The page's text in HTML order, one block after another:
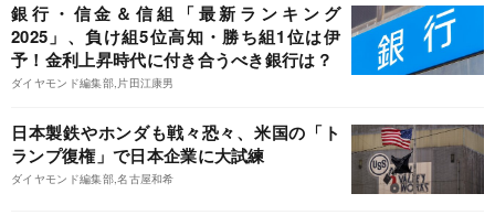
銀行・信金＆信組「最新ランキング
2025」、負け組5位高知・勝ち組1位は伊
予！金利上昇時代に付き合うべき銀行は？
ダイヤモンド編集部,片田江康男
日本製鉄やホンダも戦々恐々、米国の「ト
ランプ復権」で日本企業に大試練
ダイヤモンド編集部,名古屋和希